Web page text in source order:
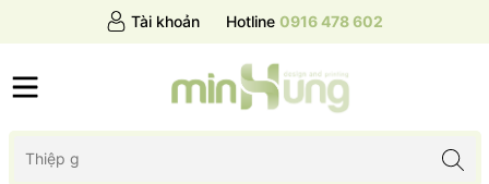
Tài khoản Hotline 0916 478 602